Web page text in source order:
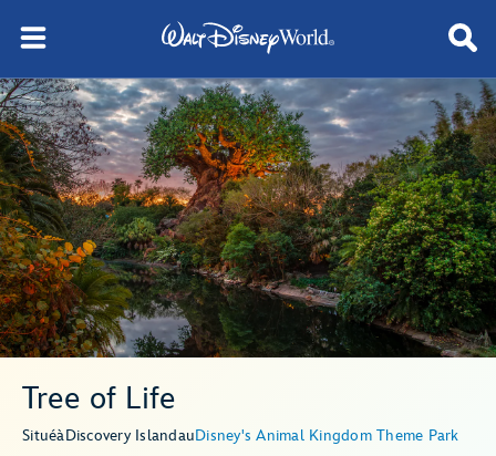
Tree of Life
SituéàDiscovery IslandauDisney's Animal Kingdom Theme Park